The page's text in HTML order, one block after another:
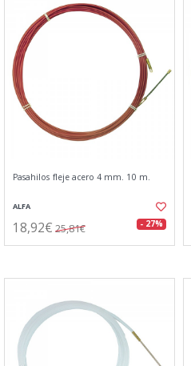
Pasahilos fleje acero 4 mm. 10 m.
ALFA
18,92€ 25,81€ - 27%